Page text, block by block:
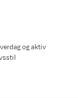
og aktiv